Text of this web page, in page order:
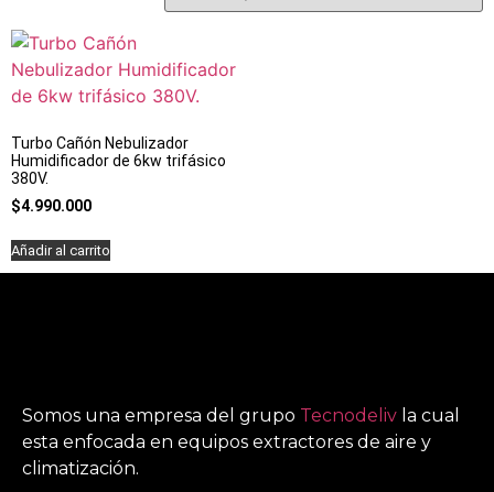
Turbo Cañón Nebulizador
Humidificador de 6kw trifásico
380V.
$4.990.000
Añadir al carrito
Somos una empresa del grupo Tecnodeliv la cual
esta enfocada en equipos extractores de aire y
climatización.